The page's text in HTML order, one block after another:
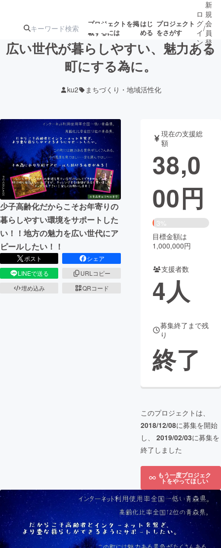
プロジェクトを掲
載するには
はじ
める
プロジェクト
をさがす
ジェクト
募集終了が近いプ
ロジェクト
アート・写真 音楽
テクノロジー・ガジェット ゲーム・
映像・映画 書籍・雑誌
ビジネス・起業 チャレンジ
まちづくり・地域活性化
CAMPFIRE for Social Good
CAMPFIRE Creation
CAMPFIREふるさと納税
コミュニティ
ロ
グ
イ
ン
/
新
規
会
員
登
録
広い世代が暮らしやすい、魅力ある
町にする為に。
ku2 まちづくり・地域活性化
少子高齢化だからこそお年寄りの
暮らしやすい環境をサポートした
い！！地方の魅力を広い世代にア
ピールしたい！！
ポスト
シェア
LINEで送る
URLコピー
埋め込み
QRコード
現在の支援総
額
38,0
00円
3%
目標金額は
1,000,000円
支援者数
4人
募集終了まで残
り
終了
このプロジェクトは、
2018/12/08に募集を開始
し、 2019/02/03に募集を
終了しました
もう一度プロジェク
トをやってほしい